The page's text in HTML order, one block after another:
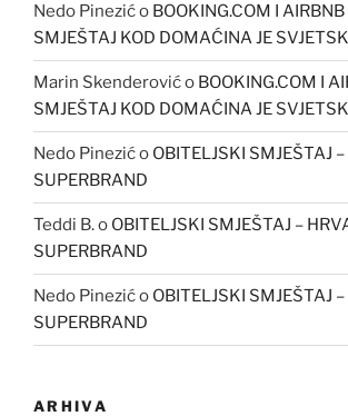
Nedo Pinezićo BOOKING.COM I AIRBNB
SMJEŠTAJ KOD DOMAĆINA JE
Marin Skenderovićo BOOKING.COM I
SMJEŠTAJ KOD DOMAĆINA JE
Nedo Pinezićo OBITELJSKI SMJEŠTAJ
SUPERBRAND
Teddi B.o OBITELJSKI SMJEŠTAJ –
SUPERBRAND
Nedo Pinezićo OBITELJSKI SMJEŠTAJ
SUPERBRAND
ARHIVA